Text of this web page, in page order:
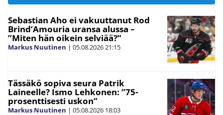
Sebastian Aho ei vakuuttanut Rod
Brind’Amouria uransa alussa –
”Miten hän oikein selviää?”
Markus Nuutinen | 05.08.202621:15
Tässäkö sopiva seura Patrik
Laineelle? Ismo Lehkonen: ”75-
prosenttisesti uskon”
Markus Nuutinen | 05.08.2026 18:03